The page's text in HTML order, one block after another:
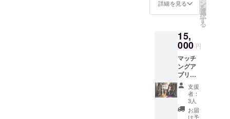
内容な
ん ※公
共の場
会しま
す
しま
間 場所
: 北千住
より1時
間以内
※飲食店
での費
用はご
負担く
ださ
い。 ※
ンタル
にご使
さい！
詳細を見る ン
を
選
択
す
る
15,
000 円
マッチ
ングア
プリを
始めた
いor始
めたけ
れどプ
支援
者：
3人
お届
け予